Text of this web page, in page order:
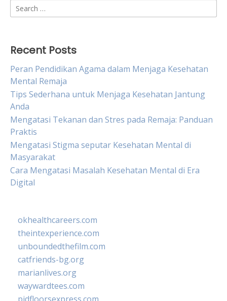
Search
for:
Recent Posts
Peran Pendidikan Agama dalam Menjaga Kesehatan
Mental Remaja
Tips Sederhana untuk Menjaga Kesehatan Jantung
Anda
Mengatasi Tekanan dan Stres pada Remaja: Panduan
Praktis
Mengatasi Stigma seputar Kesehatan Mental di
Masyarakat
Cara Mengatasi Masalah Kesehatan Mental di Era
Digital
okhealthcareers.com
theintexperience.com
unboundedthefilm.com
catfriends-bg.org
marianlives.org
waywardtees.com